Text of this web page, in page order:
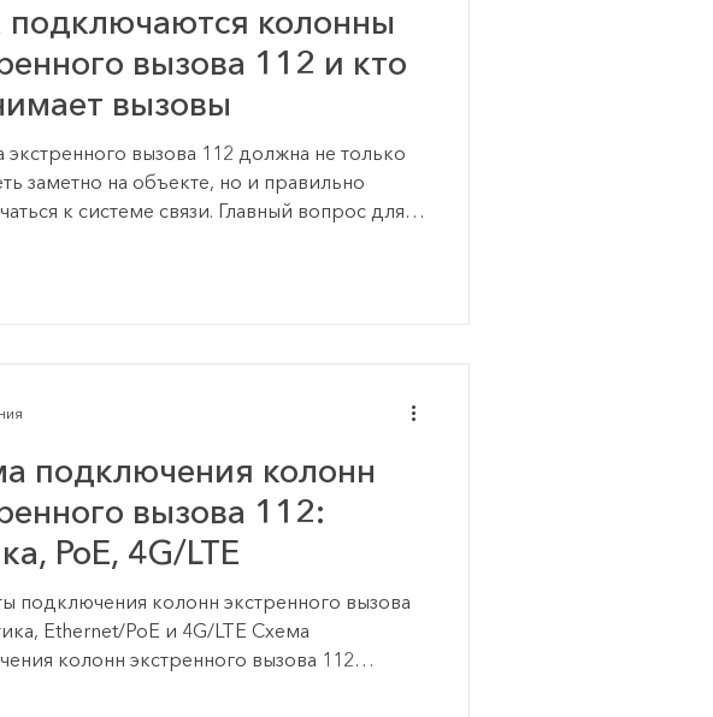
подключаются колонны
вызова 112 и кто
вызовы
экстренного вызова 112 должна не только
заметно на объекте, но и правильно
к системе связи. Главный вопрос для
вызова и кто его принимает? В
охрану, службу эксплуатации, оператора
подключения колонн
вызова 112:
PoE, 4G/LTE
подключения колонн экстренного вызова
Ethernet/PoE и 4G/LTE Схема
колонн экстренного вызова 112